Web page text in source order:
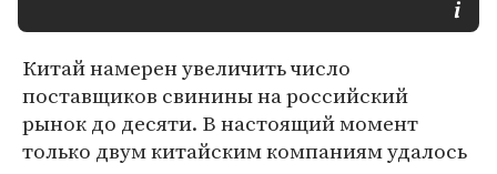
Китай намерен увеличить число
поставщиков свинины на российский
рынок до десяти. В настоящий момент
только двум китайским компаниям удалось